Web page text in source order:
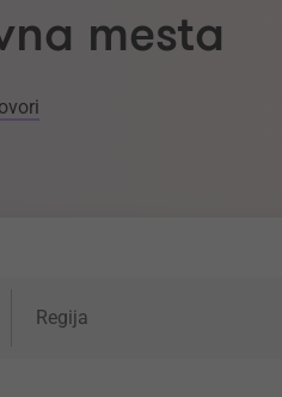
mesta
Regija